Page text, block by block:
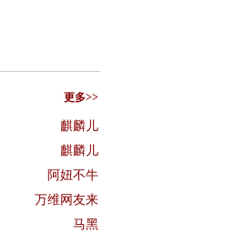
更多>>
麒麟儿
麒麟儿
阿妞不牛
万维网友来
马黑